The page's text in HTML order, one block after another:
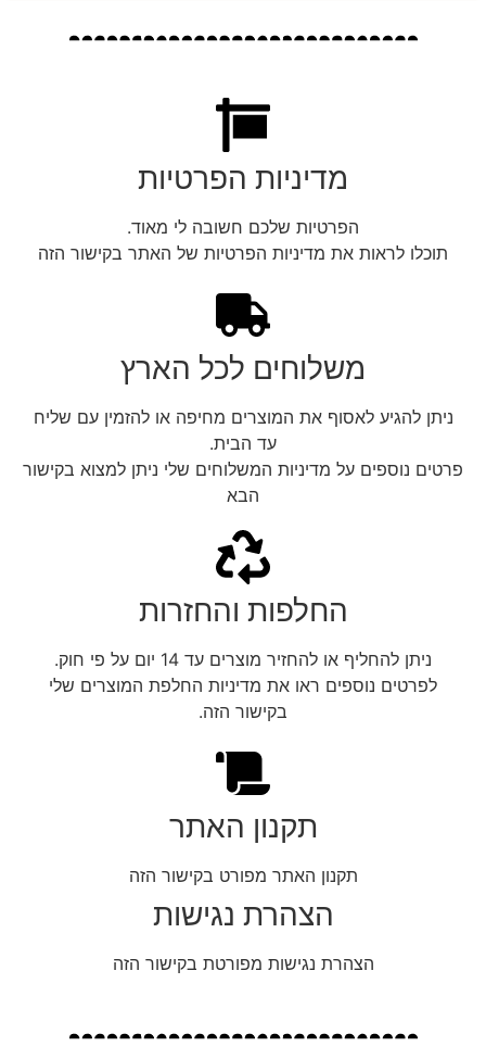
מדיניות הפרטיות
הפרטיות שלכם חשובה לי מאוד.
תוכלו לראות את מדיניות הפרטיות של האתר בקישור הזה
משלוחים לכל הארץ
ניתן להגיע לאסוף את המוצרים מחיפה או להזמין עם שליח
עד הבית.
פרטים נוספים על מדיניות המשלוחים שלי ניתן למצוא בקישור
הבא
החלפות והחזרות
ניתן להחליף או להחזיר מוצרים עד 14 יום על פי חוק.
לפרטים נוספים ראו את מדיניות החלפת המוצרים שלי
בקישור הזה.
תקנון האתר
תקנון האתר מפורט בקישור הזה
הצהרת נגישות
הצהרת נגישות מפורטת בקישור הזה